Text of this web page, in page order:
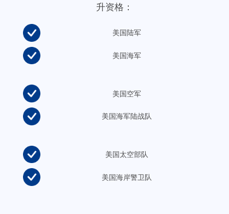
升资格：
美国陆军
美国海军
美国空军
美国海军陆战队
美国太空部队
美国海岸警卫队